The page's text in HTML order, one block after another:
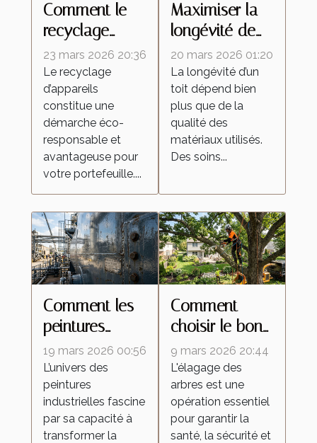
Comment le
recyclage
d'appareils
peut
dynamiser
votre budget ?
23 mars 2026 20:36
Le recyclage
d’appareils
constitue une
démarche éco-
responsable et
avantageuse pour
votre portefeuille....
Maximiser la
longévité de
votre toit
grâce à des
soins
professionnels
20 mars 2026 01:20
La longévité d’un
toit dépend bien
plus que de la
qualité des
matériaux utilisés.
Des soins...
Comment les
peintures
industrielles
améliorent la
durabilité des
matériaux ?
19 mars 2026 00:56
L’univers des
peintures
industrielles fascine
par sa capacité à
transformer la
Comment
choisir le bon
professionnel
pour vos
travaux
d'élagage ?
9 mars 2026 20:44
L'élagage des
arbres est une
opération essentiel
pour garantir la
santé, la sécurité et